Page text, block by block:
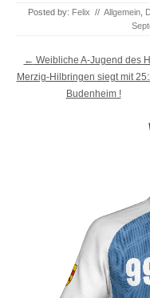
Posted by: Felix // Allgemein,
Post navigation
← Weibliche A-Jugend des
Merzig-Hilbringen siegt mit
Budenheim !